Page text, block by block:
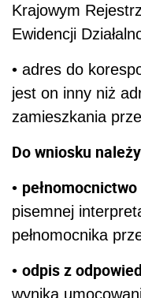
Krajowym
Ewidencji
• adres do
jest on inny niż
zamieszkania
Do wniosku
• pełnomocnictwo
pisemnej
pełnomocnika
• odpis z
wynika